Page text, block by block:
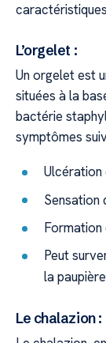
L’orgelet :
Un orgelet est
situées à la
bactérie
symptômes
Ulcération
Sensation
Formation
Peut
la paupière
Le chalazion :